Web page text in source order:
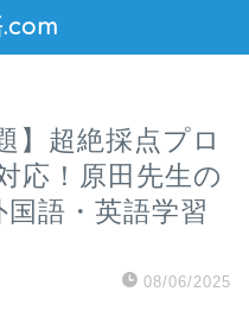
】超絶採点プロ
応！原田先生の
語・英語学習
08/06/2025